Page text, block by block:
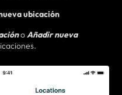
ubicación
oAñadir nueva